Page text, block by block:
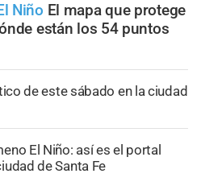
Niño El mapa que protege
están los 54 puntos
de este sábado en la ciudad
El Niño: así es el portal
de Santa Fe